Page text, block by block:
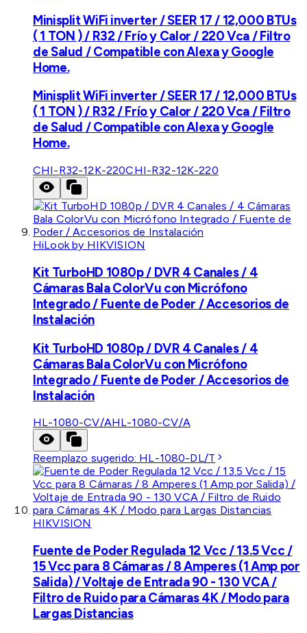
Minisplit WiFi inverter / SEER 17 / 12,000 BTUs
( 1 TON ) / R32 / Frío y Calor / 220 Vca / Filtro
de Salud / Compatible con Alexa y Google
Home.
Minisplit WiFi inverter / SEER 17 / 12,000 BTUs
( 1 TON ) / R32 / Frío y Calor / 220 Vca / Filtro
de Salud / Compatible con Alexa y Google
Home.
CHI-R32-12K-220CHI-R32-12K-220
HiLook by HIKVISION
Kit TurboHD 1080p / DVR 4 Canales / 4
Cámaras Bala ColorVu con Micrófono
Integrado / Fuente de Poder / Accesorios de
Instalación
Kit TurboHD 1080p / DVR 4 Canales / 4
Cámaras Bala ColorVu con Micrófono
Integrado / Fuente de Poder / Accesorios de
Instalación
HL-1080-CV/AHL-1080-CV/A
Reemplazo sugerido: HL-1080-DL/T
HIKVISION
Fuente de Poder Regulada 12 Vcc / 13.5 Vcc /
15 Vcc para 8 Cámaras / 8 Amperes (1 Amp por
Salida) / Voltaje de Entrada 90 - 130 VCA /
Filtro de Ruido para Cámaras 4K / Modo para
Largas Distancias